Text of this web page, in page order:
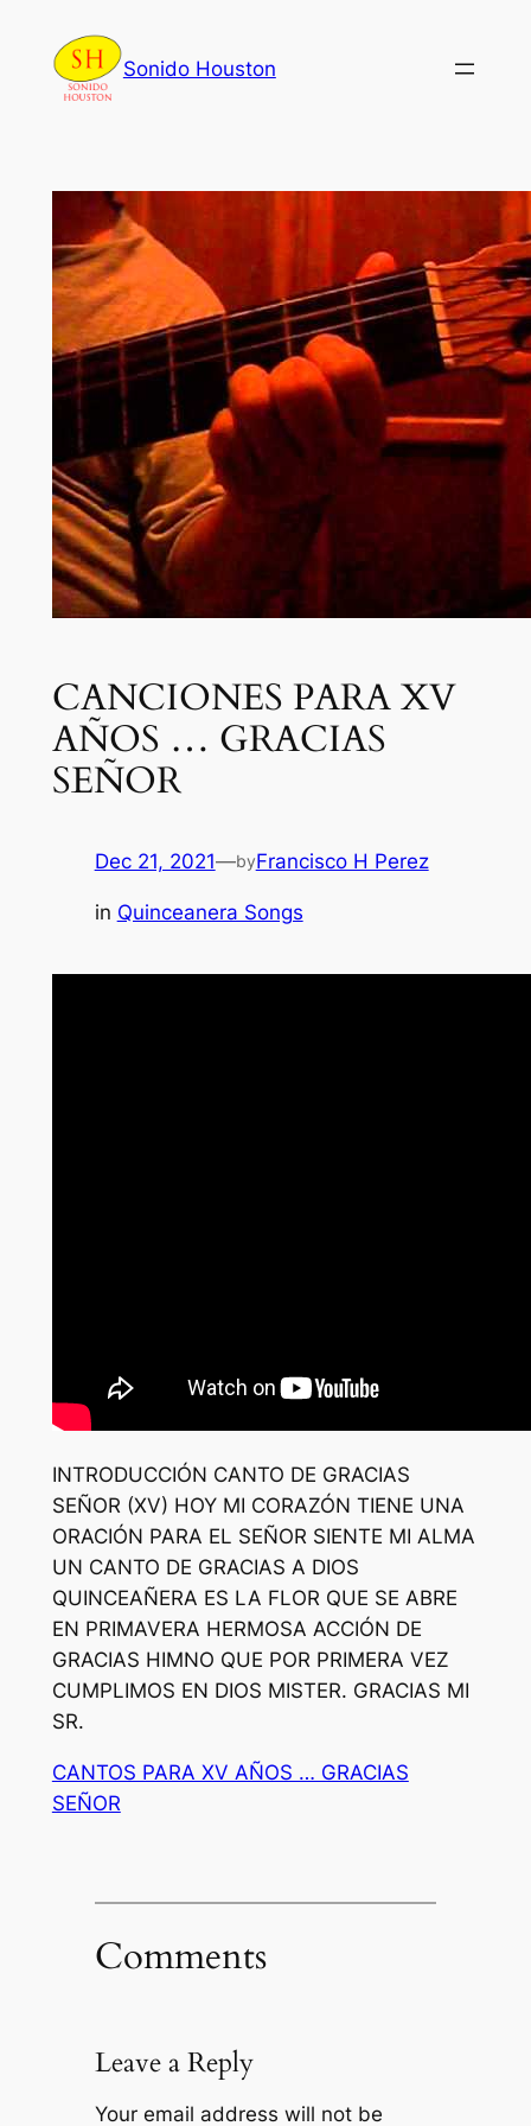
content
Sonido Houston
CANCIONES PARA XV
AÑOS … GRACIAS
SEÑOR
Dec 21, 2021—byFrancisco H Perez
in Quinceanera Songs
INTRODUCCIÓN CANTO DE GRACIAS
SEÑOR (XV) HOY MI CORAZÓN TIENE UNA
ORACIÓN PARA EL SEÑOR SIENTE MI ALMA
UN CANTO DE GRACIAS A DIOS
QUINCEAÑERA ES LA FLOR QUE SE ABRE
EN PRIMAVERA HERMOSA ACCIÓN DE
GRACIAS HIMNO QUE POR PRIMERA VEZ
CUMPLIMOS EN DIOS MISTER. GRACIAS MI
SR.
CANTOS PARA XV AÑOS … GRACIAS
SEÑOR
Comments
Leave a Reply
Your email address will not be